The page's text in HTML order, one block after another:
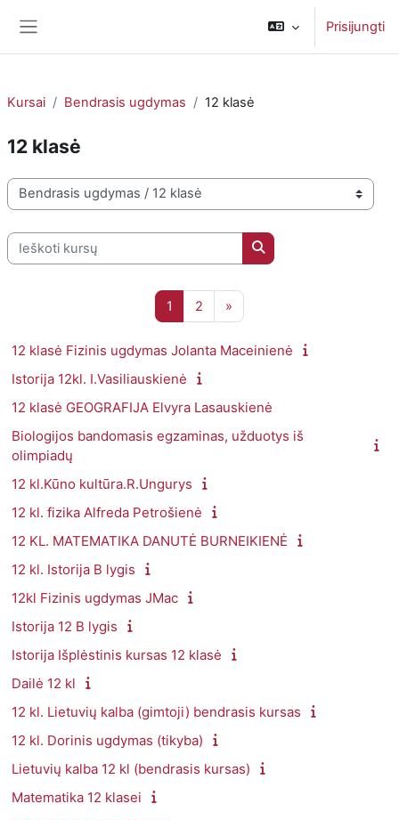
Prisijungti
Kursai Bendrasis ugdymas 12 klasė
12 klasė
Kursų kategorijos
Ieškoti kursų
Ieškoti kursų
1 1 puslapis
2 2 puslapis
»
12 klasė Fizinis ugdymas Jolanta Maceinienė
Istorija 12kl. I.Vasiliauskienė
12 klasė GEOGRAFIJA Elvyra Lasauskienė
Biologijos bandomasis egzaminas, užduotys iš
olimpiadų
12 kl.Kūno kultūra.R.Ungurys
12 kl. fizika Alfreda Petrošienė
12 KL. MATEMATIKA DANUTĖ BURNEIKIENĖ
12 kl. Istorija B lygis
12kl Fizinis ugdymas JMac
Istorija 12 B lygis
Istorija Išplėstinis kursas 12 klasė
Dailė 12 kl
12 kl. Lietuvių kalba (gimtoji) bendrasis kursas
12 kl. Dorinis ugdymas (tikyba)
Lietuvių kalba 12 kl (bendrasis kursas)
Matematika 12 klasei